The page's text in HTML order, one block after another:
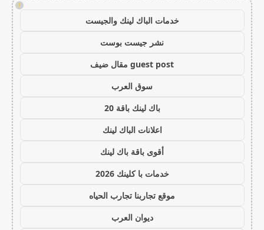
!
خدمات الباك لينك والجيست
نشر جيست بوست
guest post مقال ضيف
سوق العرب
باك لينك باقة 20
اعلانات الباك لينك
أقوى باقة باك لينك
خدمات با كلينك 2026
موقع تجاربنا تجارب الحياه
ديوان العرب